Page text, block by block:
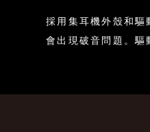
採用集耳機外殼和
會出現破音問題。